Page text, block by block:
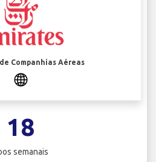
Companhias Aéreas
18
semanais